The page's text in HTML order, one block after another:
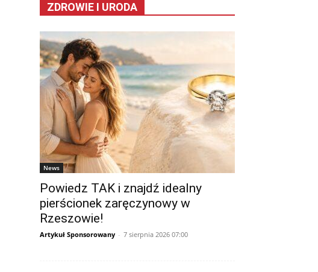
ZDROWIE I URODA
News
Powiedz TAK i znajdź idealny
pierścionek zaręczynowy w
Rzeszowie!
Artykuł Sponsorowany - 7 sierpnia 2026 07:00